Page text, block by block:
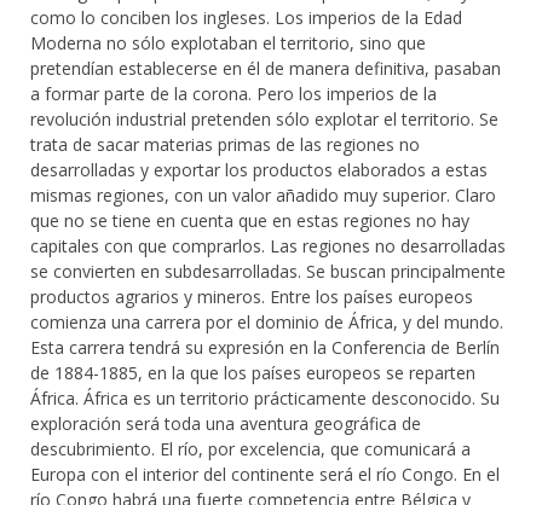
como lo conciben los ingleses. Los imperios de la Edad
Moderna no sólo explotaban el territorio, sino que
pretendían establecerse en él de manera definitiva, pasaban
a formar parte de la corona. Pero los imperios de la
revolución industrial pretenden sólo explotar el territorio. Se
trata de sacar materias primas de las regiones no
desarrolladas y exportar los productos elaborados a estas
mismas regiones, con un valor añadido muy superior. Claro
que no se tiene en cuenta que en estas regiones no hay
capitales con que comprarlos. Las regiones no desarrolladas
se convierten en subdesarrolladas. Se buscan principalmente
productos agrarios y mineros. Entre los países europeos
comienza una carrera por el dominio de África, y del mundo.
Esta carrera tendrá su expresión en la Conferencia de Berlín
de 1884-1885, en la que los países europeos se reparten
África. África es un territorio prácticamente desconocido. Su
exploración será toda una aventura geográfica de
descubrimiento. El río, por excelencia, que comunicará a
Europa con el interior del continente será el río Congo. En el
río Congo habrá una fuerte competencia entre Bélgica y